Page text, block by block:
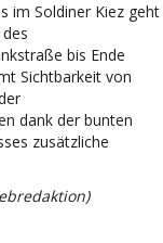
im Soldiner Kiez geht
bis Ende
Sichtbarkeit von
dank der bunten
zusätzliche